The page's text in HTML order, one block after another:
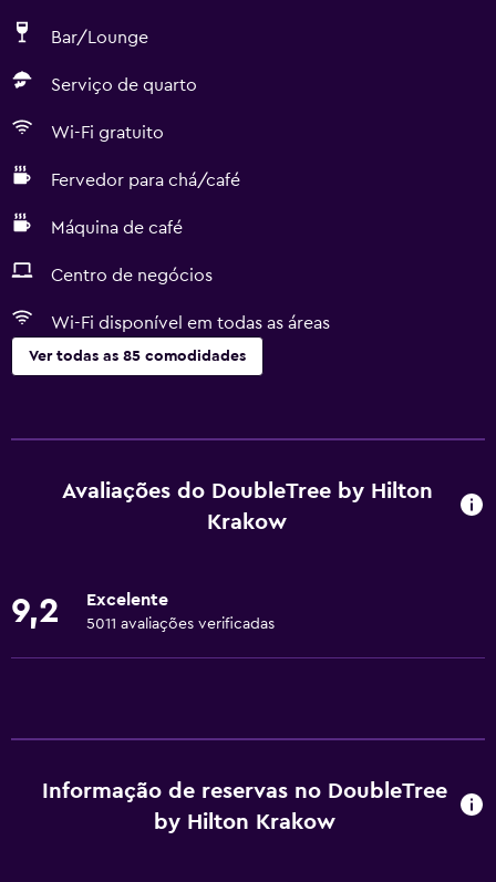
Bar/Lounge
Serviço de quarto
Wi-Fi gratuito
Fervedor para chá/café
Máquina de café
Centro de negócios
Wi-Fi disponível em todas as áreas
Ver todas as 85 comodidades
Caixa multibanco
Centro de negócios
Instalações para reuniões/banquetes
Serviço de quarto
Receção 24 horas
Avaliações do DoubleTree by Hilton
Krakow
9,2 Excelente
5011 avaliações verificadas
Informação de reservas no DoubleTree
by Hilton Krakow